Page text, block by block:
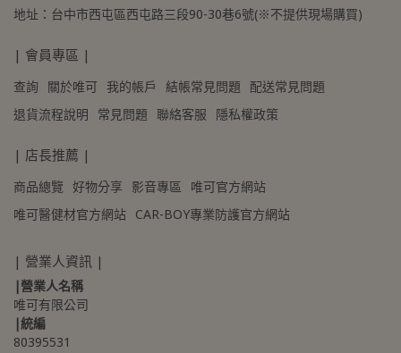
地址：台中市西屯區西屯路三段90-30巷6號(※不提供現場購買)
| 會員專區 |
查詢 關於唯可 我的帳戶 結帳常見問題 配送常見問題
退貨流程說明 常見問題 聯絡客服 隱私權政策
| 店長推薦 |
商品總覽 好物分享 影音專區 唯可官方網站
唯可醫健材官方網站 CAR-BOY專業防護官方網站
| 營業人資訊 |
|營業人名稱
唯可有限公司
|統編
80395531